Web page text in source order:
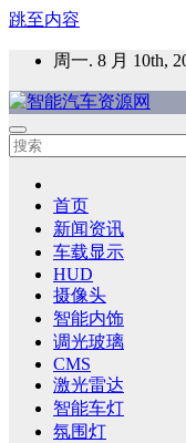
跳至内容
周一. 8 月 10th,
智能汽车资源网
智能表面，智能内饰
首页
新闻资讯
车载显示
HUD
摄像头
智能内饰
调光玻璃
CMS
激光雷达
智能车灯
氛围灯